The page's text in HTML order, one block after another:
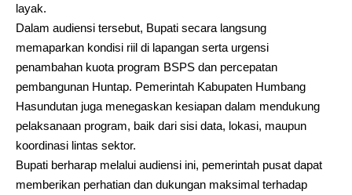
layak.
Dalam audiensi tersebut, Bupati secara langsung
memaparkan kondisi riil di lapangan serta urgensi
penambahan kuota program BSPS dan percepatan
pembangunan Huntap. Pemerintah Kabupaten Humbang
Hasundutan juga menegaskan kesiapan dalam mendukung
pelaksanaan program, baik dari sisi data, lokasi, maupun
koordinasi lintas sektor.
Bupati berharap melalui audiensi ini, pemerintah pusat dapat
memberikan perhatian dan dukungan maksimal terhadap